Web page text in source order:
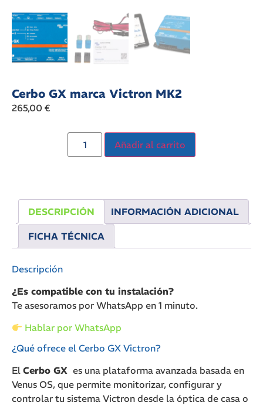
Cerbo GX marca Victron MK2
265,00 €
Añadir al carrito
DESCRIPCIÓN INFORMACIÓN ADICIONAL
FICHA TÉCNICA
Descripción
¿Es compatible con tu instalación?
Te asesoramos por WhatsApp en 1 minuto.
Hablar por WhatsApp
¿Qué ofrece el Cerbo GX Victron?
El Cerbo GX es una plataforma avanzada basada en
Venus OS, que permite monitorizar, configurar y
controlar tu sistema Victron desde la óptica de casa o